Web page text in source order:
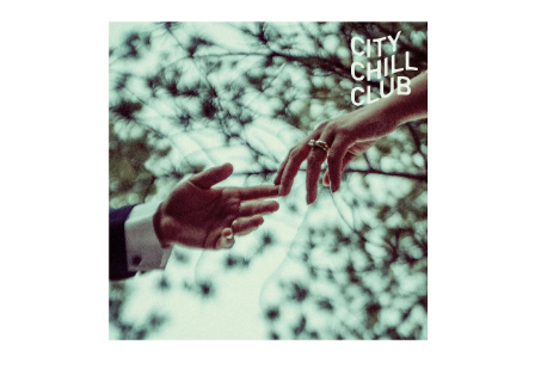
お知らせ
イベント・グッズ
YouTube
会社情報